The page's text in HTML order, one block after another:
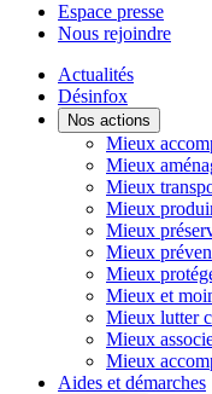
Espace presse
Nous rejoindre
Actualités
Désinfox
Nos actions
Mieux
Mieux
Mieux
Mieux
Mieux
Mieux
Mieux
Mieux et
Mieux lutter
Mieux
Mieux
Aides et démarches